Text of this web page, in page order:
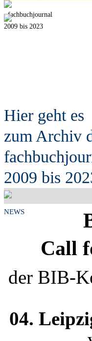
fachbuchjournal
2009 bis 2023
Hier geht es
zum Archiv
fachb
2009 bis
NEWS
Call
der BIB-
04.